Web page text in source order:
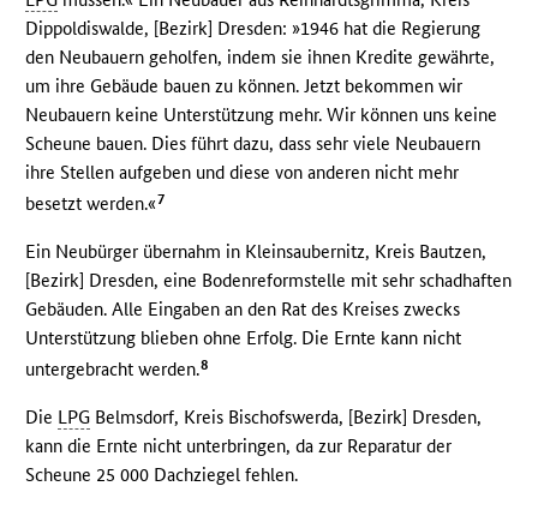
Dippoldiswalde, [Bezirk] Dresden: »1946 hat die Regierung
den Neubauern geholfen, indem sie ihnen Kredite gewährte,
um ihre Gebäude bauen zu können. Jetzt bekommen wir
Neubauern keine Unterstützung mehr. Wir können uns keine
Scheune bauen. Dies führt dazu, dass sehr viele Neubauern
ihre Stellen aufgeben und diese von anderen nicht mehr
besetzt werden.«7
Ein Neubürger übernahm in Kleinsaubernitz, Kreis Bautzen,
[Bezirk] Dresden, eine Bodenreformstelle mit sehr schadhaften
Gebäuden. Alle Eingaben an den Rat des Kreises zwecks
Unterstützung blieben ohne Erfolg. Die Ernte kann nicht
untergebracht werden.8
Die LPG Belmsdorf, Kreis Bischofswerda, [Bezirk] Dresden,
kann die Ernte nicht unterbringen, da zur Reparatur der
Scheune 25 000 Dachziegel fehlen.